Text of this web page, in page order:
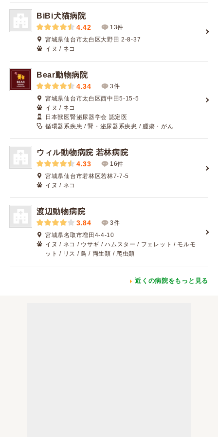
BiBi犬猫病院
4.42
13件
宮城県仙台市太白区大野田 2-8-37
イヌ / ネコ
Bear動物病院
4.34
3件
宮城県仙台市太白区西中田5-15-5
イヌ / ネコ
日本獣医腎泌尿器学会 認定医
循環器系疾患 / 腎・泌尿器系疾患 / 腫瘍・がん
ウィル動物病院 若林病院
4.33
16件
宮城県仙台市若林区若林7-7-5
イヌ / ネコ
渡辺動物病院
3.84
3件
宮城県名取市増田4-4-10
イヌ / ネコ / ウサギ / ハムスター / フェレット / モルモ
ット / リス / 鳥 / 両生類 / 爬虫類
近くの病院をもっと見る